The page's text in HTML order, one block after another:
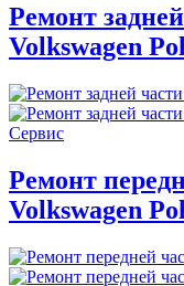
Ремонт
Volkswagen
Ремонт
Volkswagen